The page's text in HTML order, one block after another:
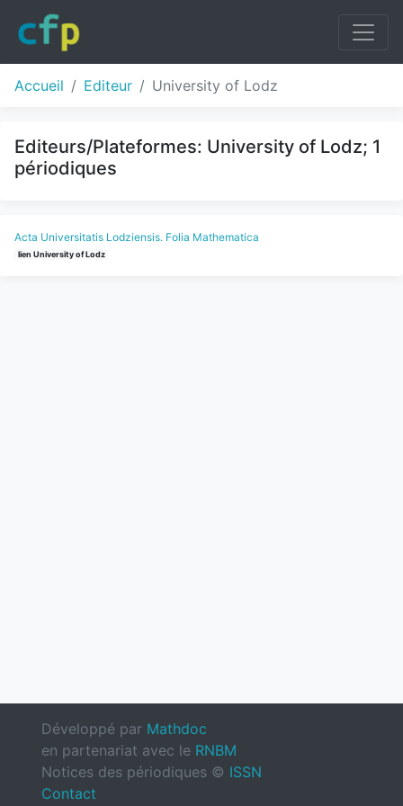
Accueil Editeur University of Lodz
Editeurs/Plateformes: University of Lodz; 1
périodiques
Acta Universitatis Lodziensis. Folia Mathematica
lien University of Lodz
Développé par Mathdoc
en partenariat avec le RNBM
Notices des périodiques © ISSN
Contact